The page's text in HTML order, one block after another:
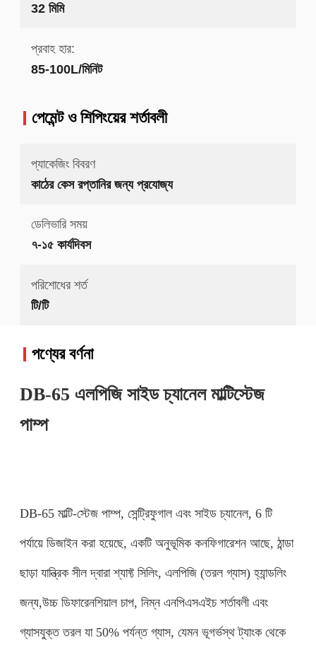
32 মিমি
প্রবাহ হার:
85-100L/মিনিট
পেমেন্ট ও শিপিংয়ের শর্তাবলী
প্যাকেজিং বিবরণ
কাঠের কেস রপ্তানির জন্য প্রযোজ্য
ডেলিভারি সময়
৭-১৫ কার্যদিবস
পরিশোধের শর্ত
টি/টি
পণ্যের বর্ণনা
DB-65 এলপিজি সাইড চ্যানেল মাল্টিস্টেজ
পাম্প
DB-65 মাল্টি-স্টেজ পাম্প, সেন্ট্রিফুগাল এবং সাইড চ্যানেল, 6 টি
পর্যায়ে ডিজাইন করা হয়েছে, একটি অনুভূমিক কনফিগারেশন আছে, ঠান্ডা
ছাড়া যান্ত্রিক সীল দ্বারা শ্যাফ্ট সিলিং, এলপিজি (তরল গ্যাস) হ্যান্ডলিং
জন্য,উচ্চ ডিফারেনশিয়াল চাপ, নিম্ন এনপিএসএইচ শর্তাবলী এবং
গ্যাসযুক্ত তরল যা 50% পর্যন্ত গ্যাস, যেমন ভূগর্ভস্থ ট্যাংক থেকে